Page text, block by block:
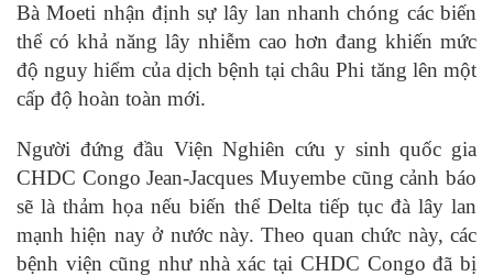
Bà Moeti nhận định sự lây lan nhanh chóng các biến
thể có khả năng lây nhiễm cao hơn đang khiến mức
độ nguy hiểm của dịch bệnh tại châu Phi tăng lên một
cấp độ hoàn toàn mới.
Người đứng đầu Viện Nghiên cứu y sinh quốc gia
CHDC Congo Jean-Jacques Muyembe cũng cảnh báo
sẽ là thảm họa nếu biến thể Delta tiếp tục đà lây lan
mạnh hiện nay ở nước này. Theo quan chức này, các
bệnh viện cũng như nhà xác tại CHDC Congo đã bị